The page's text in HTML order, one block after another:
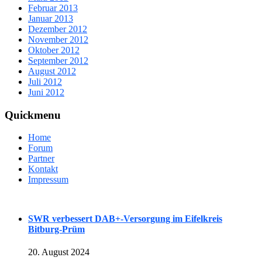
Februar 2013
Januar 2013
Dezember 2012
November 2012
Oktober 2012
September 2012
August 2012
Juli 2012
Juni 2012
Quickmenu
Home
Forum
Partner
Kontakt
Impressum
SWR verbessert DAB+-Versorgung im Eifelkreis
Bitburg-Prüm
20. August 2024